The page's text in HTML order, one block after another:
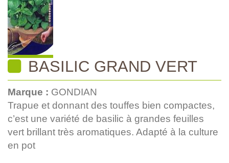
BASILIC GRAND VERT
Marque : GONDIAN
Trapue et donnant des touffes bien compactes,
c’est une variété de basilic à grandes feuilles
vert brillant très aromatiques. Adapté à la culture
en pot